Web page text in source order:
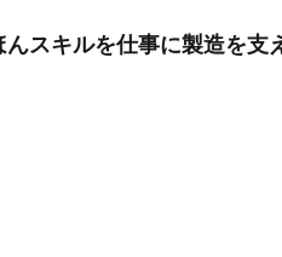
スキルを仕事に製造を支